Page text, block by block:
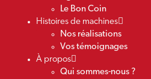
Le Bon Coin
Histoires de machines
Nos réalisations
Vos témoignages
À propos
Qui sommes-nous ?